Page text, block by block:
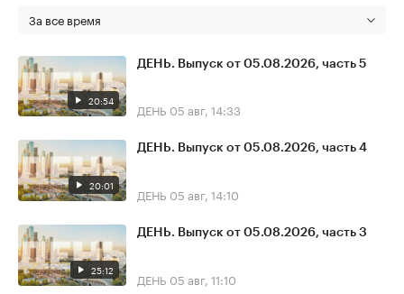
За все время
20:54
ДЕНЬ. Выпуск от 05.08.2026, часть 5
ДЕНЬ 05 авг, 14:33
20:01
ДЕНЬ. Выпуск от 05.08.2026, часть 4
ДЕНЬ 05 авг, 14:10
25:12
ДЕНЬ. Выпуск от 05.08.2026, часть 3
ДЕНЬ 05 авг, 11:10